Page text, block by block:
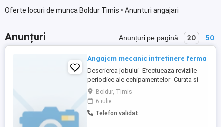
Oferte locuri de munca Boldur Timis • Anunturi angajari
Anunțuri Anunțuri pe pagină: 20 50
Angajam mecanic intretinere ferma
Descrierea jobului -Efectueaza reviziile
periodice ale echipamentelor -Curata si
intretine echipamentele -Participa la lucrari
tehnice din cadrul fermei:montare si
demontare echipamente -Ajuta la
instalarea echipamentelor noi. Beneficii: -
Boldur, Timis
6 iulie
Telefon validat